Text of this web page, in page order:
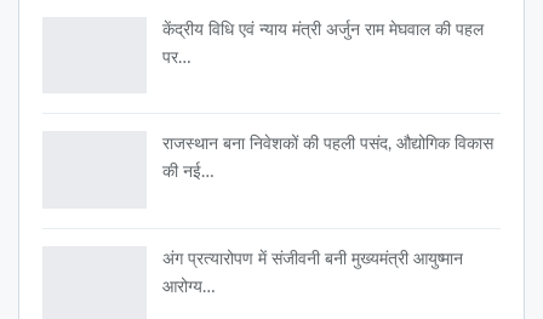
केंद्रीय विधि एवं न्याय मंत्री अर्जुन राम मेघवाल की पहल
पर…
राजस्थान बना निवेशकों की पहली पसंद, औद्योगिक विकास
की नई…
अंग प्रत्यारोपण में संजीवनी बनी मुख्यमंत्री आयुष्मान
आरोग्य…